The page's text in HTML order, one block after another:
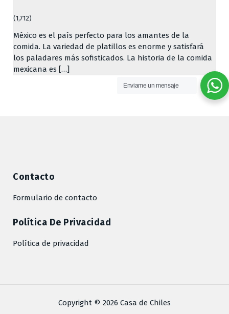
(1,712)
México es el país perfecto para los amantes de la
comida. La variedad de platillos es enorme y satisfará
los paladares más sofisticados. La historia de la comida
mexicana es […]
Contacto
Formulario de contacto
Política De Privacidad
Política de privacidad
Copyright © 2026 Casa de Chiles
Enviame un mensaje